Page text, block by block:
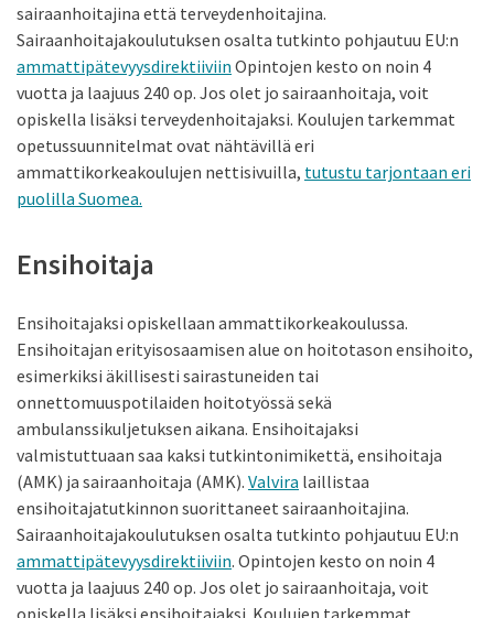
sairaanhoitajina että terveydenhoitajina.
Sairaanhoitajakoulutuksen osalta tutkinto pohjautuu EU:n
ammattipätevyysdirektiiviin Opintojen kesto on noin 4
vuotta ja laajuus 240 op. Jos olet jo sairaanhoitaja, voit
opiskella lisäksi terveydenhoitajaksi. Koulujen tarkemmat
opetussuunnitelmat ovat nähtävillä eri
ammattikorkeakoulujen nettisivuilla, tutustu tarjontaan eri
puolilla Suomea.
Ensihoitaja
Ensihoitajaksi opiskellaan ammattikorkeakoulussa.
Ensihoitajan erityisosaamisen alue on hoitotason ensihoito,
esimerkiksi äkillisesti sairastuneiden tai
onnettomuuspotilaiden hoitotyössä sekä
ambulanssikuljetuksen aikana. Ensihoitajaksi
valmistuttuaan saa kaksi tutkintonimikettä, ensihoitaja
(AMK) ja sairaanhoitaja (AMK). Valvira laillistaa
ensihoitajatutkinnon suorittaneet sairaanhoitajina.
Sairaanhoitajakoulutuksen osalta tutkinto pohjautuu EU:n
ammattipätevyysdirektiiviin. Opintojen kesto on noin 4
vuotta ja laajuus 240 op. Jos olet jo sairaanhoitaja, voit
opiskella lisäksi ensihoitajaksi. Koulujen tarkemmat